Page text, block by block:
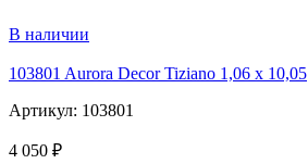
В наличии
103801 Aurora Decor Tiziano 1,06 х 10,05
Артикул: 103801
4 050 ₽